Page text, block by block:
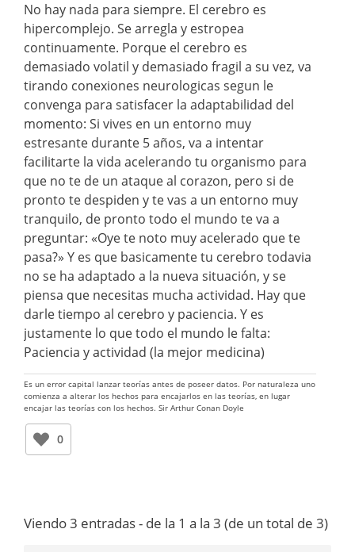
No hay nada para siempre. El cerebro es
hipercomplejo. Se arregla y estropea
continuamente. Porque el cerebro es
demasiado volatil y demasiado fragil a su vez, va
tirando conexiones neurologicas segun le
convenga para satisfacer la adaptabilidad del
momento: Si vives en un entorno muy
estresante durante 5 años, va a intentar
facilitarte la vida acelerando tu organismo para
que no te de un ataque al corazon, pero si de
pronto te despiden y te vas a un entorno muy
tranquilo, de pronto todo el mundo te va a
preguntar: «Oye te noto muy acelerado que te
pasa?» Y es que basicamente tu cerebro todavia
no se ha adaptado a la nueva situación, y se
piensa que necesitas mucha actividad. Hay que
darle tiempo al cerebro y paciencia. Y es
justamente lo que todo el mundo le falta:
Paciencia y actividad (la mejor medicina)
Es un error capital lanzar teorías antes de poseer datos. Por naturaleza uno
comienza a alterar los hechos para encajarlos en las teorías, en lugar
encajar las teorías con los hechos. Sir Arthur Conan Doyle
0
Viendo 3 entradas - de la 1 a la 3 (de un total de 3)